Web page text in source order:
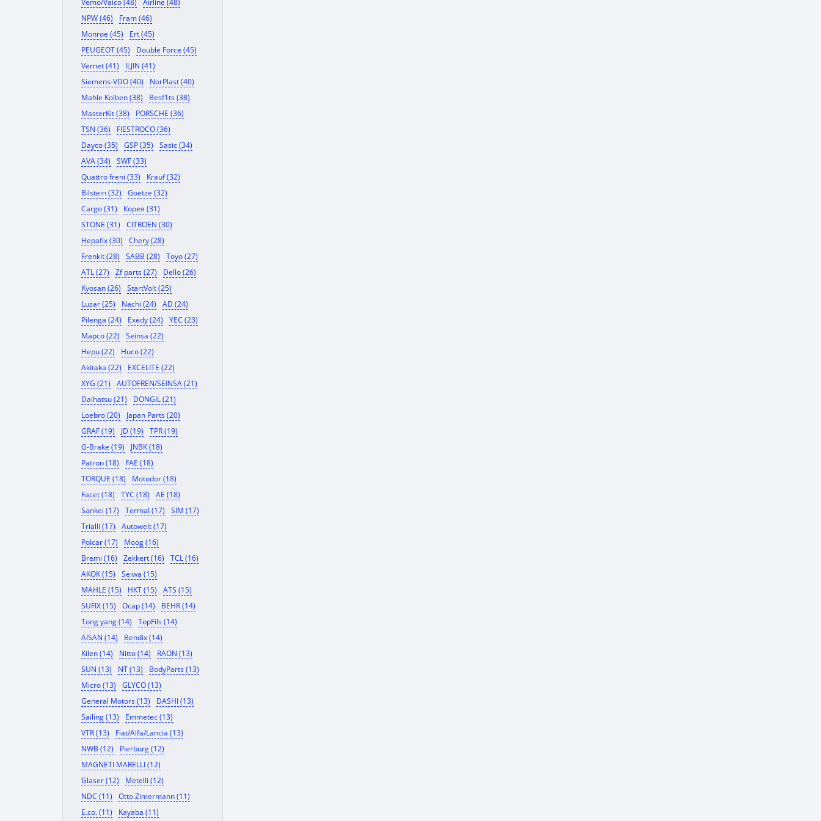
Vemo/Vaico (48)
Airline (48)
NPW (46)
Fram (46)
Monroe (45)
Ert (45)
PEUGEOT (45)
Double Force (45)
Vernet (41)
ILJIN (41)
Siemens-VDO (40)
NorPlast (40)
Mahle Kolben (38)
Besf1ts (38)
MasterKit (38)
PORSCHE (36)
TSN (36)
FIESTROCO (36)
Dayco (35)
GSP (35)
Sasic (34)
AVA (34)
SWF (33)
Quattro freni (33)
Krauf (32)
Bilstein (32)
Goetze (32)
Cargo (31)
Корея (31)
STONE (31)
CITROEN (30)
Hepafix (30)
Chery (28)
Frenkit (28)
SABB (28)
Toyo (27)
ATL (27)
Zf parts (27)
Dello (26)
Kyosan (26)
StartVolt (25)
Luzar (25)
Nachi (24)
AD (24)
Pilenga (24)
Exedy (24)
YEC (23)
Mapco (22)
Seinsa (22)
Hepu (22)
Huco (22)
Akitaka (22)
EXCELITE (22)
XYG (21)
AUTOFREN/SEINSA (21)
Daihatsu (21)
DONGIL (21)
Loebro (20)
Japan Parts (20)
GRAF (19)
JD (19)
TPR (19)
G-Brake (19)
JNBK (18)
Patron (18)
FAE (18)
TORQUE (18)
Motodor (18)
Facet (18)
TYC (18)
AE (18)
Sankei (17)
Termal (17)
SIM (17)
Trialli (17)
Autowelt (17)
Polcar (17)
Moog (16)
Bremi (16)
Zekkert (16)
TCL (16)
AKOK (15)
Seiwa (15)
MAHLE (15)
HKT (15)
ATS (15)
SUFIX (15)
Ocap (14)
BEHR (14)
Tong yang (14)
TopFils (14)
AISAN (14)
Bendix (14)
Kilen (14)
Nitto (14)
RAON (13)
SUN (13)
NT (13)
BodyParts (13)
Micro (13)
GLYCO (13)
General Motors (13)
DASHI (13)
Sailing (13)
Emmetec (13)
VTR (13)
Fiat/Alfa/Lancia (13)
NWB (12)
Pierburg (12)
MAGNETI MARELLI (12)
Glaser (12)
Metelli (12)
NDC (11)
Otto Zimermann (11)
E.co. (11)
Kayaba (11)